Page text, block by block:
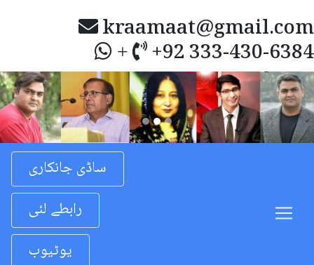
kraamaat@gmail.com
+ +92 333-430-6384
Previous
ساڈی جانکاری
رابطے لئی
یوٹیوب